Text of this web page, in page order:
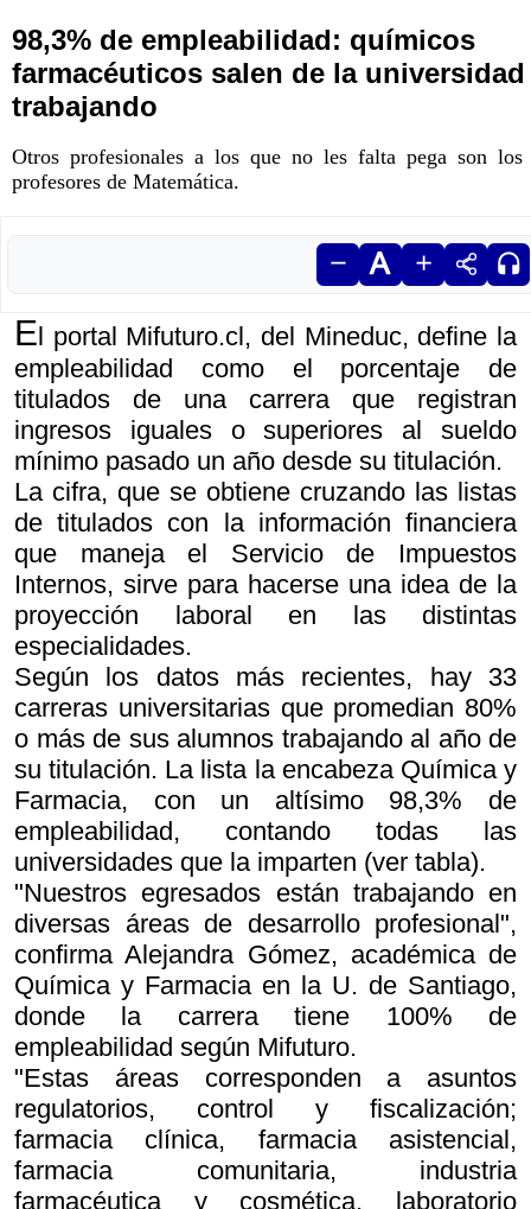
98,3% de empleabilidad: químicos
farmacéuticos salen de la universidad
trabajando
Otros profesionales a los que no les falta pega son los
profesores de Matemática.
El portal Mifuturo.cl, del Mineduc, define la
empleabilidad como el porcentaje de
titulados de una carrera que registran
ingresos iguales o superiores al sueldo
mínimo pasado un año desde su titulación.
La cifra, que se obtiene cruzando las listas
de titulados con la información financiera
que maneja el Servicio de Impuestos
Internos, sirve para hacerse una idea de la
proyección laboral en las distintas
especialidades.
Según los datos más recientes, hay 33
carreras universitarias que promedian 80%
o más de sus alumnos trabajando al año de
su titulación. La lista la encabeza Química y
Farmacia, con un altísimo 98,3% de
empleabilidad, contando todas las
universidades que la imparten (ver tabla).
"Nuestros egresados están trabajando en
diversas áreas de desarrollo profesional",
confirma Alejandra Gómez, académica de
Química y Farmacia en la U. de Santiago,
donde la carrera tiene 100% de
empleabilidad según Mifuturo.
"Estas áreas corresponden a asuntos
regulatorios, control y fiscalización;
farmacia clínica, farmacia asistencial,
farmacia comunitaria, industria
farmacéutica y cosmética, laboratorio